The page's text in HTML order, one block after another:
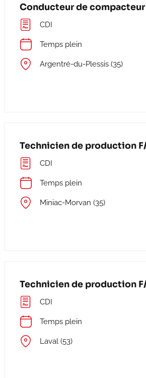
Conducteur de compacteur
CDI
Temps plein
Argentré-du-Plessis (35)
Technicien de production
CDI
Temps plein
Miniac-Morvan (35)
Technicien de production
CDI
Temps plein
Laval (53)